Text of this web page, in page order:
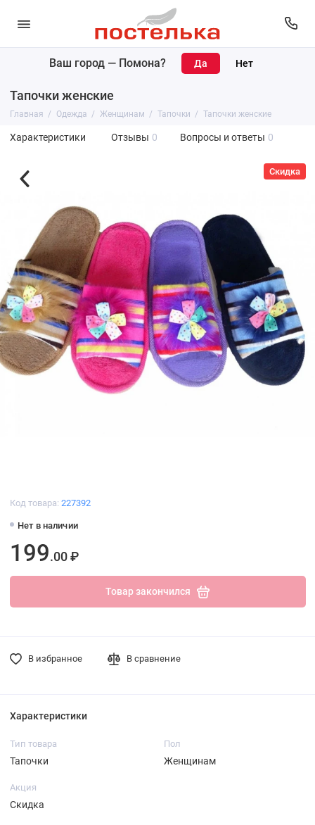
Ваш город — Помона?
Тапочки женские
Главная Одежда Женщинам Тапочки Тапочки женские
Характеристики Отзывы 0 Вопросы и ответы 0
Скидка
Код товара: 227392
Нет в наличии
199.00 ₽
Товар закончился
В избранное В сравнение
Характеристики
Тип товара
Тапочки
Пол
Женщинам
Акция
Скидка